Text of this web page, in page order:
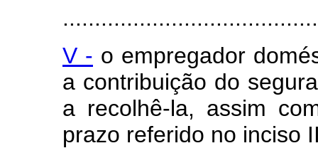
V - o empregador
a contribuição do
a recolhê-la, assim
prazo referido no inciso